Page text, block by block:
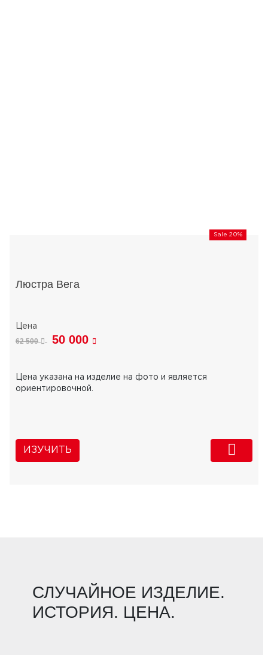
Sale 20%
Люстра Вега
62 500 50 000
Цена указана на изделие на фото и является
ориентировочной.
ИЗУЧИТЬ
СЛУЧАЙНОЕ ИЗДЕЛИЕ.
ИСТОРИЯ. ЦЕНА.